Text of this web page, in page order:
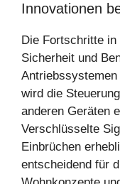
Innovationen
Die Fortschritte
Sicherheit und
wird die
anderen Geräten
Verschlüsselte
Einbrüchen
entscheidend für